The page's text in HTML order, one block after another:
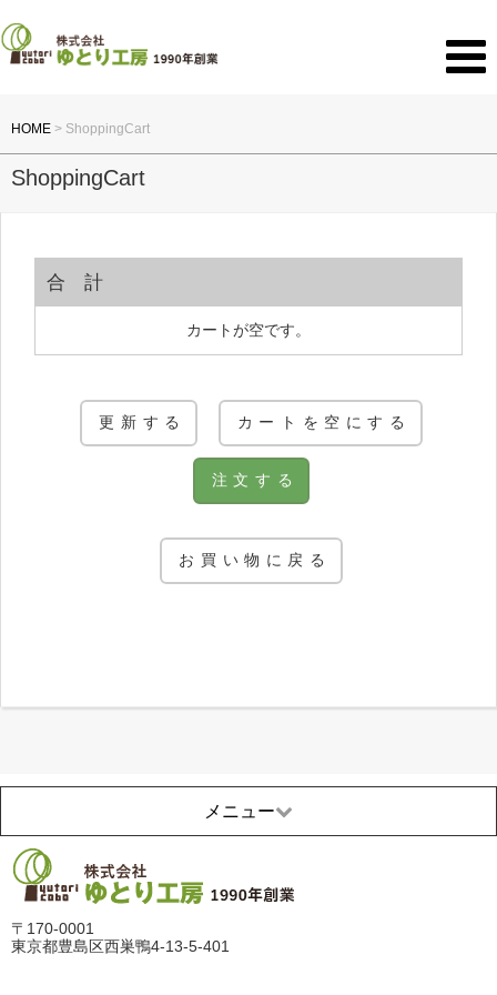
HOME > ShoppingCart
ShoppingCart
合計
カートが空です。
メニュー
〒170-0001
東京都豊島区西巣鴨4-13-5-401